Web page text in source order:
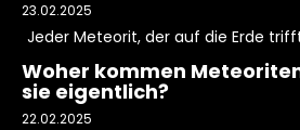
23.02.2025
Jeder Meteorit, der auf die Erde
Woher kommen
sie eigentlich?
22.02.2025